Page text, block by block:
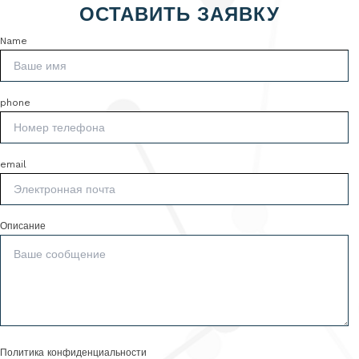
ОСТАВИТЬ ЗАЯВКУ
Name
phone
email
Описание
Политика конфиденциальности